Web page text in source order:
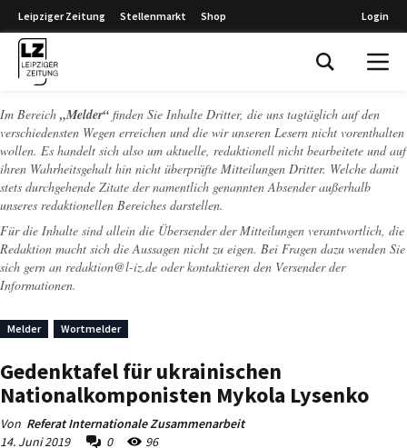
Leipziger Zeitung Stellenmarkt Shop Login
Im Bereich „Melder“ finden Sie Inhalte Dritter, die uns tagtäglich auf den
verschiedensten Wegen erreichen und die wir unseren Lesern nicht vorenthalten
wollen. Es handelt sich also um aktuelle, redaktionell nicht bearbeitete und auf
ihren Wahrheitsgehalt hin nicht überprüfte Mitteilungen Dritter. Welche damit
stets durchgehende Zitate der namentlich genannten Absender außerhalb
unseres redaktionellen Bereiches darstellen.
Für die Inhalte sind allein die Übersender der Mitteilungen verantwortlich, die
Redaktion macht sich die Aussagen nicht zu eigen. Bei Fragen dazu wenden Sie
sich gern an redaktion@l-iz.de oder kontaktieren den Versender der
Informationen.
Melder Wortmelder
Gedenktafel für ukrainischen
Nationalkomponisten Mykola Lysenko
Von Referat Internationale Zusammenarbeit
14. Juni 2019
0 96